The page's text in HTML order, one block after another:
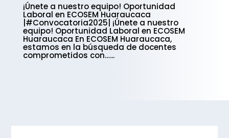
¡Únete a nuestro equipo! Oportunidad
Laboral en ECOSEM Huaraucaca
|#Convocatoria2025| ¡Únete a nuestro
equipo! Oportunidad Laboral en ECOSEM
Huaraucaca En ECOSEM Huaraucaca,
estamos en la búsqueda de docentes
comprometidos con…...